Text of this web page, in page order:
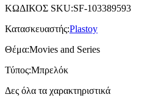
ΚΩΔΙΚΟΣ SKU:SF-103389593
Κατασκευαστής:Plastoy
Θέμα:Movies and Series
Τύπος:Μπρελόκ
Δες όλα τα χαρακτηριστικά